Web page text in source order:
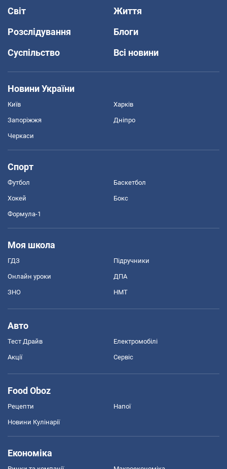
Світ
Життя
Розслідування
Блоги
Суспільство
Всі новини
Новини України
Київ Харків
Запоріжжя Дніпро
Черкаси
Спорт
Футбол Баскетбол
Хокей Бокс
Формула-1
Моя школа
ГДЗ Підручники
Онлайн уроки ДПА
ЗНО НМТ
Авто
Тест Драйв Електромобілі
Акції Сервіс
Food Oboz
Рецепти Напої
Новини Кулінарії
Економіка